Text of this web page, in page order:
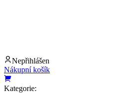
Nepřihlášen
Nákupní košík
Kategorie: